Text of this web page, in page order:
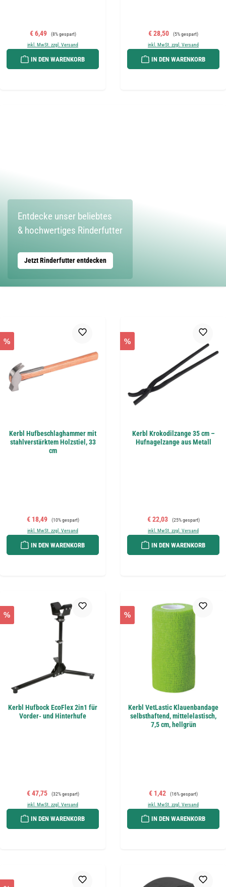
Verkaufspreis:
€ 6,49 Regulärer Preis:
(8% gespart)
inkl. MwSt. zzgl. Versand
IN DEN WARENKORB
Verkaufspreis:
€ 28,50 Regulärer Preis:
(5% gespart)
inkl. MwSt. zzgl. Versand
IN DEN WARENKORB
Entdecke unser beliebtes
& hochwertiges Rinderfutter
Jetzt Rinderfutter entdecken
%
Kerbl Hufbeschlaghammer mit
stahlverstärktem Holzstiel, 33
cm
Verkaufspreis:
€ 18,49 Regulärer Preis:
(10% gespart)
inkl. MwSt. zzgl. Versand
IN DEN WARENKORB
%
Kerbl Krokodilzange 35 cm –
Hufnagelzange aus Metall
Verkaufspreis:
€ 22,03 Regulärer Preis:
(25% gespart)
inkl. MwSt. zzgl. Versand
IN DEN WARENKORB
%
Kerbl Hufbock EcoFlex 2in1 für
Vorder- und Hinterhufe
Verkaufspreis:
€ 47,75 Regulärer Preis:
(32% gespart)
inkl. MwSt. zzgl. Versand
IN DEN WARENKORB
%
Kerbl VetLastic Klauenbandage
selbsthaftend, mittelelastisch,
7,5 cm, hellgrün
Verkaufspreis:
€ 1,42 Regulärer Preis:
(16% gespart)
inkl. MwSt. zzgl. Versand
IN DEN WARENKORB